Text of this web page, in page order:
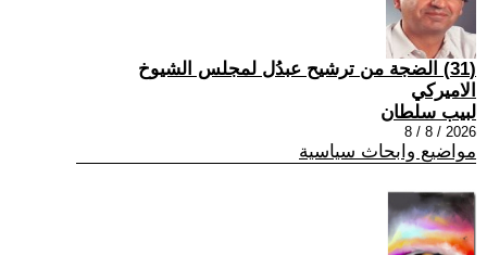
(31) الضجة من ترشيح عبدُل لمجلس الشيوخ
الاميركي
لبيب سلطان
2026 / 8 / 8
مواضيع وابحاث سياسية